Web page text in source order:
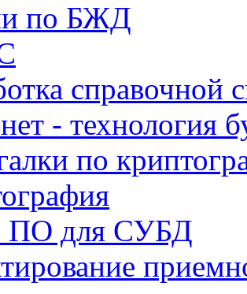
по БЖД
справочной
- технология
по
ПО для СУБД